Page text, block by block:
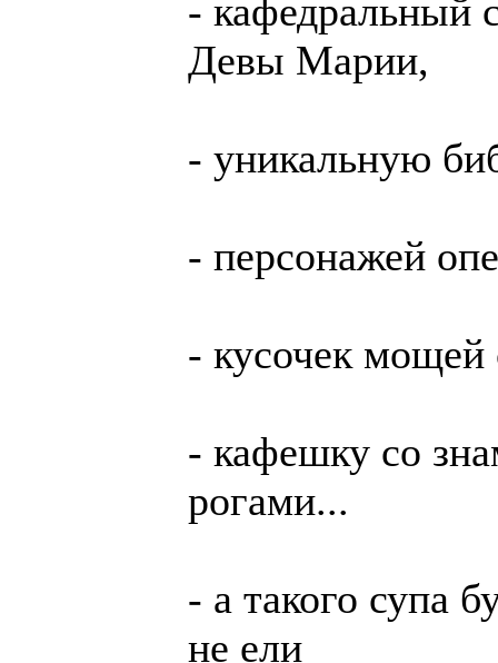
- ка­фед­раль­ный
Девы Марии,
- уни­каль­ную
- пер­со­нажей
- ку­сочек мо­щей
- ка­феш­ку со
рога­ми...
- а такого супа
не ели